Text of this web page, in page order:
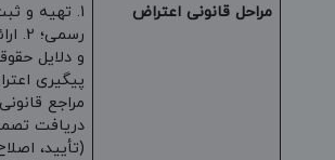
مراحل قانونی اعتراض
1. تهیه و
پیگیری
دریافت
(تأیید،